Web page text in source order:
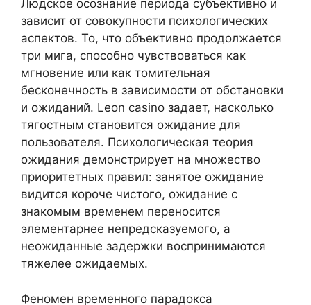
Людское осознание периода субъективно и
зависит от совокупности психологических
аспектов. То, что объективно продолжается
три мига, способно чувствоваться как
мгновение или как томительная
бесконечность в зависимости от обстановки
и ожиданий. Leon casino задает, насколько
тягостным становится ожидание для
пользователя. Психологическая теория
ожидания демонстрирует на множество
приоритетных правил: занятое ожидание
видится короче чистого, ожидание с
знакомым временем переносится
элементарнее непредсказуемого, а
неожиданные задержки воспринимаются
тяжелее ожидаемых.
Феномен временного парадокса